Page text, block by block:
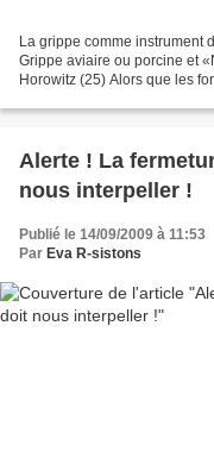
La grippe comme instrument
Grippe aviaire ou porcine et
Horowitz (25) Alors que les
Alerte ! La
nous interpeller !
Publié le 14/09/2009 à 11:53
Par Eva R-sistons